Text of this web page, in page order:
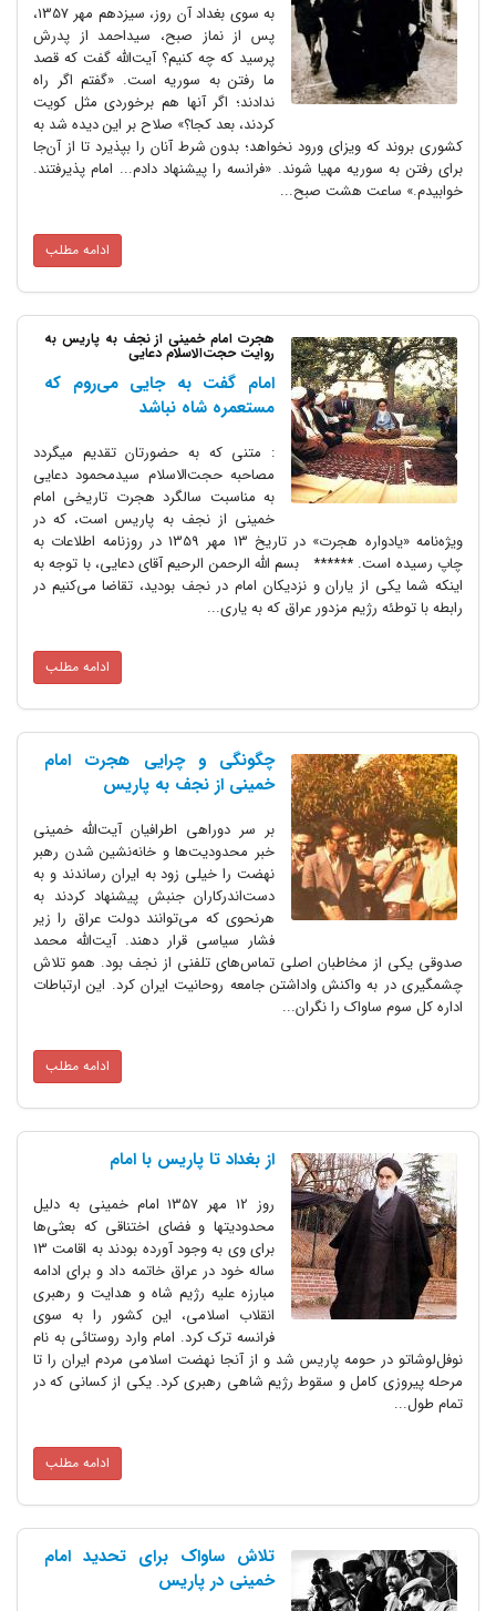
به سوی بغداد آن روز، سیزدهم مهر 1357،
پس از نماز صبح، سیداحمد از پدرش
پرسید که چه کنیم؟ آیت‌الله گفت که قصد
ما رفتن به سوریه است. «گفتم اگر راه
ندادند؛ اگر آنها هم برخوردی مثل کویت
کردند، بعد کجا؟» صلاح بر این دیده شد به
کشوری بروند که ویزای ورود نخواهد؛ بدون شرط آنان را بپذیرد تا از آن‌جا
برای رفتن به سوریه مهیا شوند. «فرانسه را پیشنهاد دادم... امام پذیرفتند.
خوابیدم.» ساعت هشت صبح...
ادامه مطلب
هجرت امام خمینی از نجف به پاریس به
روایت حجت‌الاسلام دعایی
امام گفت به جایی می‌روم که
مستعمره شاه نباشد
: متنی که به حضورتان تقدیم میگردد
مصاحبه حجت‌الاسلام سیدمحمود دعایی
به مناسبت سالگرد هجرت تاریخی امام
خمینی از نجف به پاریس است، که در
ویژه‌نامه «یادواره هجرت» در تاریخ 13 مهر 1359 در روزنامه اطلاعات به
چاپ رسیده است. ****** بسم الله الرحمن الرحیم آقای دعایی، با توجه به
اینکه شما یکی از یاران و نزدیکان امام در نجف بودید، تقاضا می‌کنیم در
رابطه با توطئه رژیم مزدور عراق که به یاری...
ادامه مطلب
چگونگی و چرایی هجرت امام
خمینی از نجف به پاریس
بر سر دوراهی اطرافیان آیت‌الله خمینی
خبر محدودیت‌ها و خانه‌نشین شدن رهبر
نهضت را خیلی زود به ایران رساندند و به
دست‌اندرکاران جنبش پیشنهاد کردند به
هرنحوی که می‌توانند دولت عراق را زیر
فشار سیاسی قرار دهند. آیت‌الله محمد
صدوقی یکی از مخاطبان اصلی تماس‌های تلفنی از نجف بود. همو تلاش
چشمگیری در به واکنش واداشتن جامعه روحانیت ایران کرد. این ارتباطات
اداره کل سوم ساواک را نگران...
ادامه مطلب
از بغداد تا پاریس با امام
روز 12 مهر 1357 امام خمینی به دلیل
محدودیتها و فضای اختناقی که بعثی‌ها
برای وی به وجود آورده بودند به اقامت 13
ساله خود در عراق خاتمه داد و برای ادامه
مبارزه علیه رژیم شاه و هدایت و رهبری
انقلاب اسلامی، این کشور را به سوی
فرانسه ترک کرد. امام وارد روستائی به نام
نوفل‌لوشاتو در حومه پاریس شد و از آنجا نهضت اسلامی مردم ایران را تا
مرحله پیروزی کامل و سقوط رژیم شاهی رهبری کرد. یکی از کسانی که در
تمام طول...
ادامه مطلب
تلاش ساواک برای تحدید امام
خمینی در پاریس